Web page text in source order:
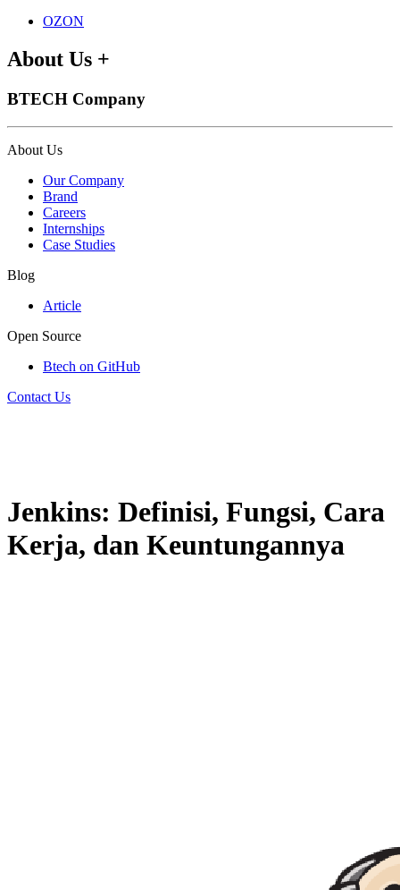
OZON
About Us +
BTECH Company
About Us
Our Company
Brand
Careers
Internships
Case Studies
Blog
Article
Open Source
Btech on GitHub
Contact Us
Jenkins: Definisi, Fungsi, Cara
Kerja, dan Keuntungannya